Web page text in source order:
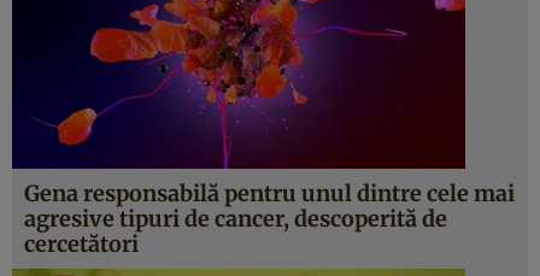
Gena responsabilă pentru unul dintre cele mai
agresive tipuri de cancer, descoperită de
cercetători